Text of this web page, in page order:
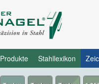
Produkte Stahllexikon